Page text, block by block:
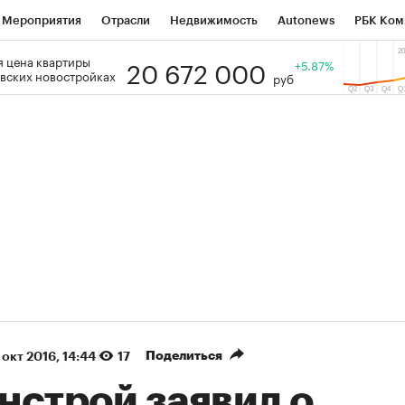
Мероприятия Отрасли Недвижимость Autonews РБК
РБК Образование Тренды
цена квартиры
новостройках
20 672 000 руб
+5.87%
2016, 14:44 17 Поделиться